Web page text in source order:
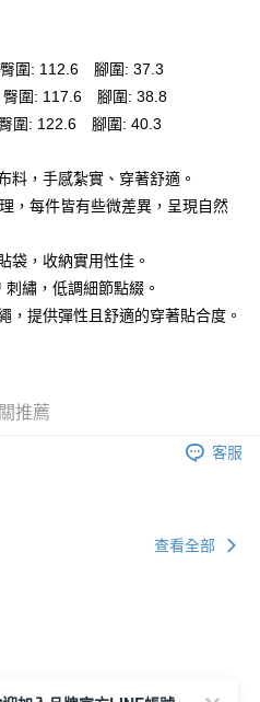
)免運費
)免運費
)免運費
)免運費
圍: 112.6 腳圍: 37.3
圍: 117.6 腳圍: 38.8
圍: 122.6 腳圍: 40.3
料，手感紮實、穿著舒適。
，每件皆有些微差異，呈現自然
袋，收納實用性佳。
繡，低調細節點綴。
，提供彈性且舒適的穿著貼合度。
推薦
客服
查看全部